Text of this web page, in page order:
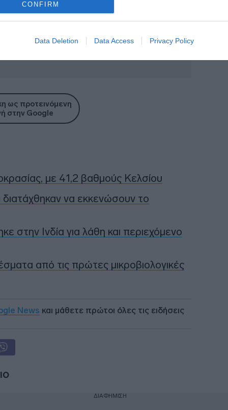
CONFIRM
Data Deletion Data Access Privacy Policy
ως προτεινόμενη
στην Google
με 41,2 βαθμούς Κελσίου
διατάχθηκαν να εκκενώσουν το
Ινδία για λάθη και περιεχόμενο
από τις πρώτες μικροβιολογικές
News και μάθετε πρώτοι όλες τις ειδήσεις
ΔΙΑΦΗΜΙΣΗ